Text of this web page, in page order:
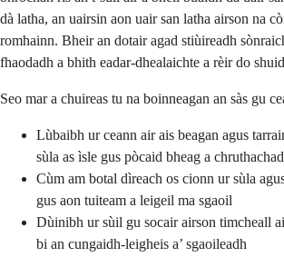
dà latha, an uairsin aon uair san latha airson na
romhainn. Bheir an dotair agad stiùireadh
fhaodadh a bhith eadar-dhealaichte a rèir do
Seo mar a chuireas tu na boinneagan an sàs gu
Lùbaibh ur ceann air ais beagan agus
sùla as ìsle gus pòcaid bheag a
Cùm am botal dìreach os cionn ur sùla
gus aon tuiteam a leigeil ma sgaoil
Dùinibh ur sùil gu socair airson timcheall
bi an cungaidh-leigheis a’ sgaoileadh